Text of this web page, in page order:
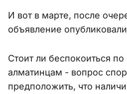
И вот в марте, после
объявление
Стоит ли беспокоиться
алматинцам - вопрос
предположить, что